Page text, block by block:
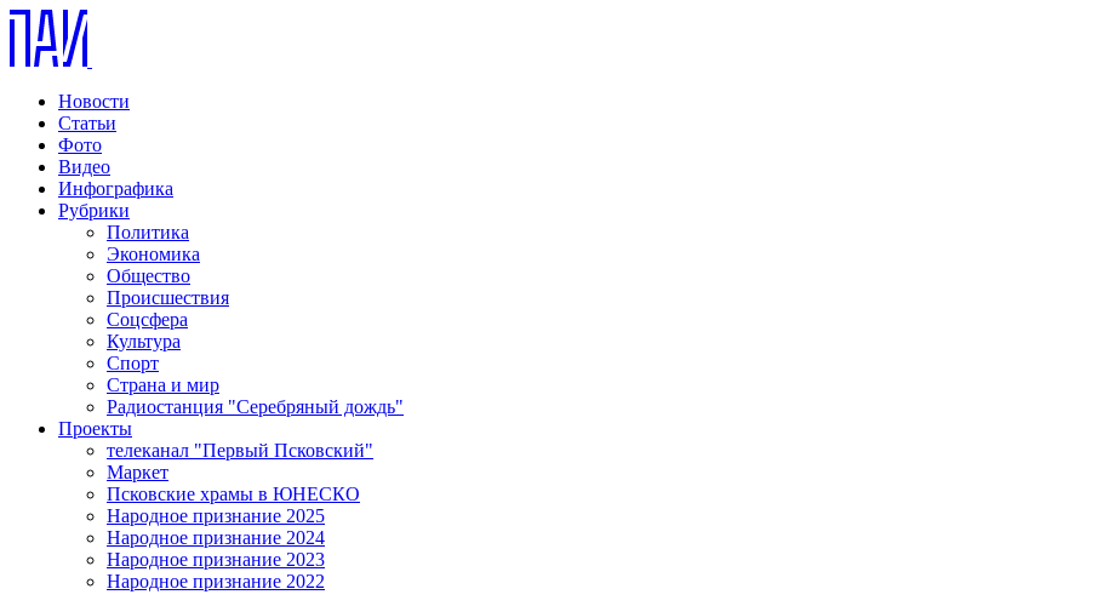
Новости
Статьи
Фото
Видео
Инфографика
Рубрики
Политика
Экономика
Общество
Происшествия
Соцсфера
Культура
Спорт
Страна и мир
Радиостанция "Серебряный дождь"
Проекты
телеканал "Первый Псковский"
Маркет
Псковские храмы в ЮНЕСКО
Народное признание 2025
Народное признание 2024
Народное признание 2023
Народное признание 2022